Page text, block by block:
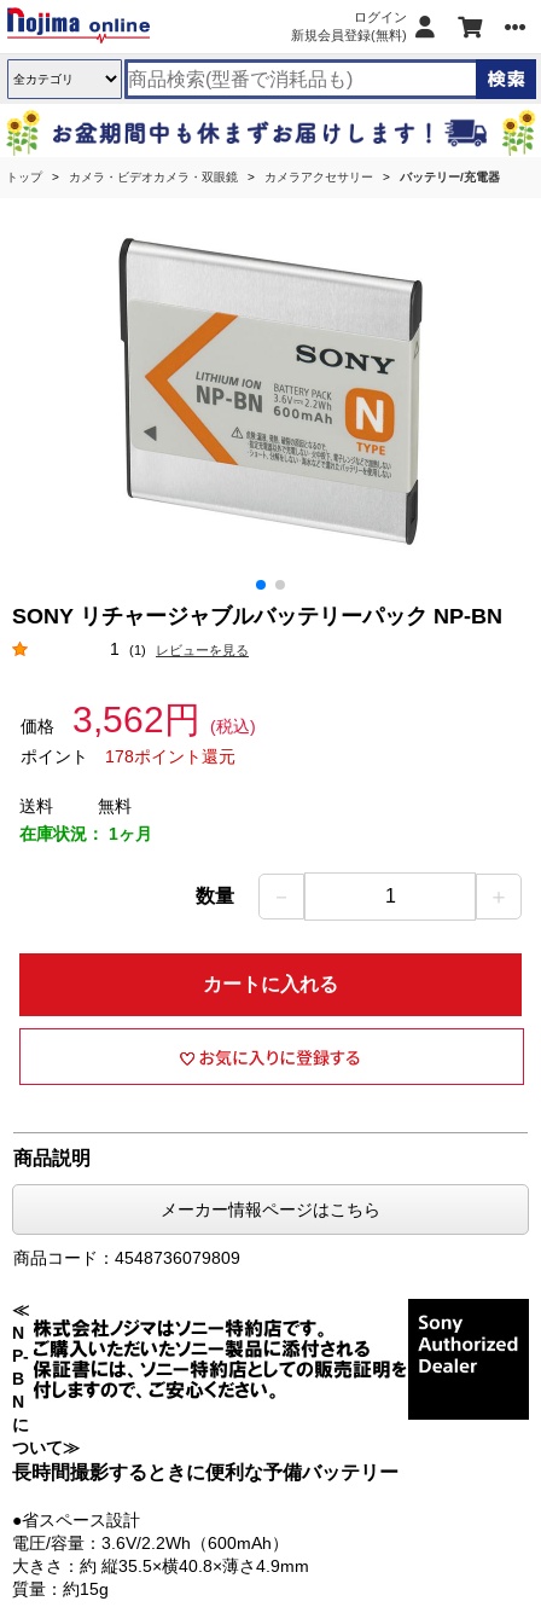
ログイン
新規会員登録(無料)
トップ カメラ・ビデオカメラ・双眼鏡 カメラアクセサリー バッテリー/充電器
SONY リチャージャブルバッテリーパック NP-BN
1 (1) レビューを見る
価格 3,562円
(税込)
ポイント
178ポイント還元
送料
無料
在庫状況： 1ヶ月
数量 － 1 ＋
カートに入れる
商品説明
メーカー情報ページはこちら
商品コード：4548736079809
≪
N
P-
B
N
に
ついて≫
長時間撮影するときに便利な予備バッテリー
●省スペース設計
電圧/容量：3.6V/2.2Wh（600mAh）
大きさ：約 縦35.5×横40.8×薄さ4.9mm
質量：約15g